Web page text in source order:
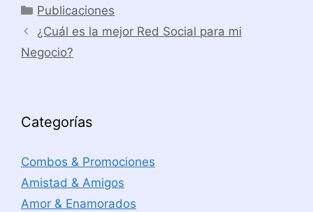
Categorías
Publicaciones
¿Cuál es la mejor Red Social para mi
Negocio?
Categorías
Combos & Promociones
Amistad & Amigos
Amor & Enamorados